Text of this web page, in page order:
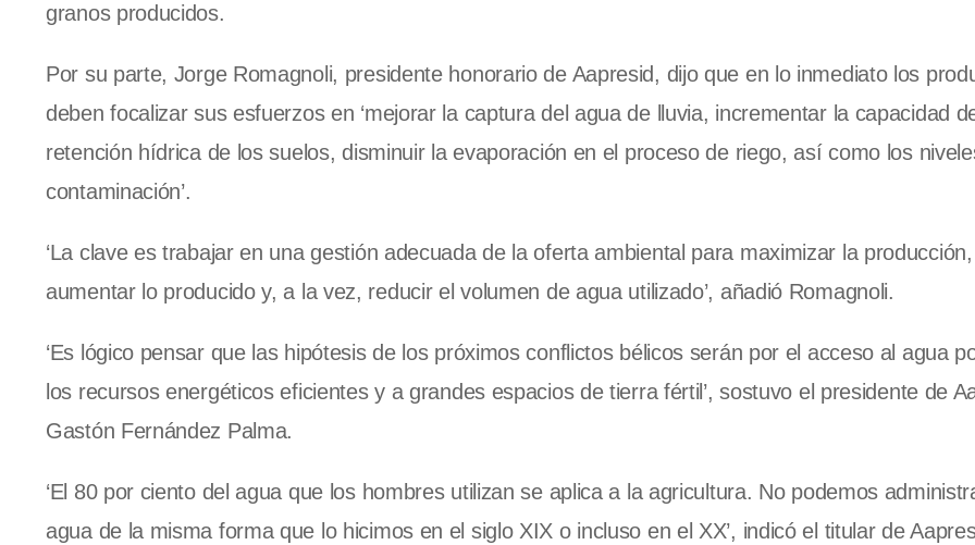
granos producidos.
Por su parte, Jorge Romagnoli, presidente honorario de Aapresid, dijo que en lo inmediato los
deben focalizar sus esfuerzos en ‘mejorar la captura del agua de lluvia, incrementar la capacidad
retención hídrica de los suelos, disminuir la evaporación en el proceso de riego, así como los
contaminación’.
‘La clave es trabajar en una gestión adecuada de la oferta ambiental para maximizar la
aumentar lo producido y, a la vez, reducir el volumen de agua utilizado’, añadió Romagnoli.
‘Es lógico pensar que las hipótesis de los próximos conflictos bélicos serán por el acceso al agua
los recursos energéticos eficientes y a grandes espacios de tierra fértil’, sostuvo el presidente de
Gastón Fernández Palma.
‘El 80 por ciento del agua que los hombres utilizan se aplica a la agricultura. No podemos
agua de la misma forma que lo hicimos en el siglo XIX o incluso en el XX’, indicó el titular de